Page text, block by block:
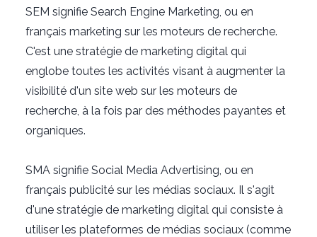
SEM signifie Search Engine Marketing, ou en
français marketing sur les moteurs de recherche.
C'est une stratégie de marketing digital qui
englobe toutes les activités visant à augmenter la
visibilité d'un site web sur les moteurs de
recherche, à la fois par des méthodes payantes et
organiques.
SMA signifie Social Media Advertising, ou en
français publicité sur les médias sociaux. Il s'agit
d'une stratégie de marketing digital qui consiste à
utiliser les plateformes de médias sociaux (comme